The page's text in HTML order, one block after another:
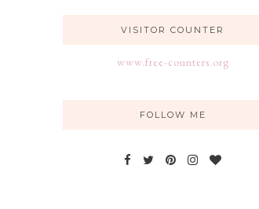
VISITOR COUNTER
www.free-counters.org
FOLLOW ME